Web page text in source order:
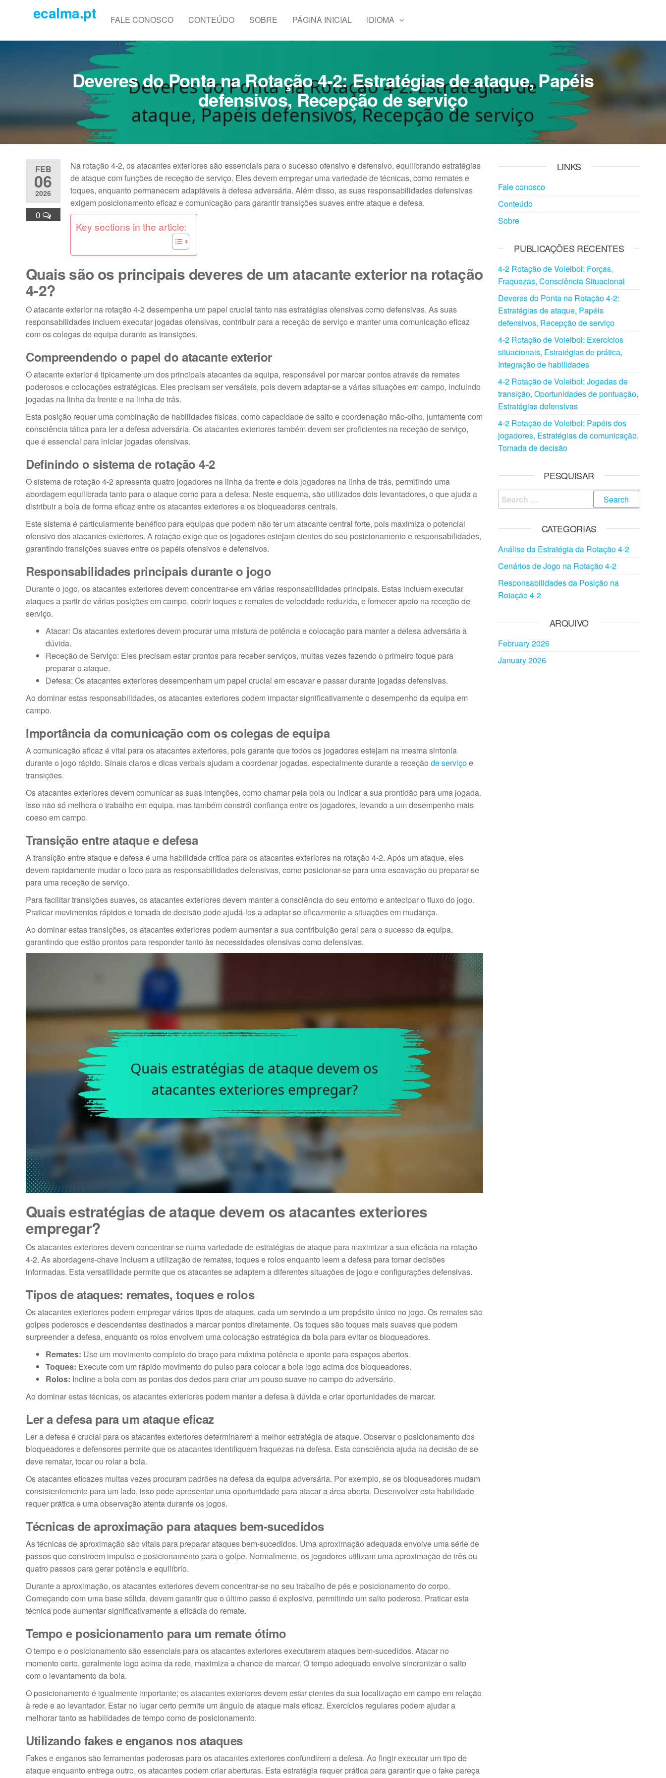
content
ecalma.pt FALE CONOSCO CONTEÚDO SOBRE PÁGINA INICIAL IDIOMA
Deveres do Ponta na Rotação 4-2: Estratégias de ataque, Papéis
defensivos, Recepção de serviço
FEB
06
2026
0
Na rotação 4-2, os atacantes exteriores são essenciais para o sucesso ofensivo e defensivo, equilibrando estratégias
de ataque com funções de receção de serviço. Eles devem empregar uma variedade de técnicas, como remates e
toques, enquanto permanecem adaptáveis à defesa adversária. Além disso, as suas responsabilidades defensivas
exigem posicionamento eficaz e comunicação para garantir transições suaves entre ataque e defesa.
Key sections in the article:
Quais são os principais deveres de um atacante exterior na rotação
4-2?
O atacante exterior na rotação 4-2 desempenha um papel crucial tanto nas estratégias ofensivas como defensivas. As suas
responsabilidades incluem executar jogadas ofensivas, contribuir para a receção de serviço e manter uma comunicação eficaz
com os colegas de equipa durante as transições.
Compreendendo o papel do atacante exterior
O atacante exterior é tipicamente um dos principais atacantes da equipa, responsável por marcar pontos através de remates
poderosos e colocações estratégicas. Eles precisam ser versáteis, pois devem adaptar-se a várias situações em campo, incluindo
jogadas na linha da frente e na linha de trás.
Esta posição requer uma combinação de habilidades físicas, como capacidade de salto e coordenação mão-olho, juntamente com
consciência tática para ler a defesa adversária. Os atacantes exteriores também devem ser proficientes na receção de serviço,
que é essencial para iniciar jogadas ofensivas.
Definindo o sistema de rotação 4-2
O sistema de rotação 4-2 apresenta quatro jogadores na linha da frente e dois jogadores na linha de trás, permitindo uma
abordagem equilibrada tanto para o ataque como para a defesa. Neste esquema, são utilizados dois levantadores, o que ajuda a
distribuir a bola de forma eficaz entre os atacantes exteriores e os bloqueadores centrais.
Este sistema é particularmente benéfico para equipas que podem não ter um atacante central forte, pois maximiza o potencial
ofensivo dos atacantes exteriores. A rotação exige que os jogadores estejam cientes do seu posicionamento e responsabilidades,
garantindo transições suaves entre os papéis ofensivos e defensivos.
Responsabilidades principais durante o jogo
Durante o jogo, os atacantes exteriores devem concentrar-se em várias responsabilidades principais. Estas incluem executar
ataques a partir de várias posições em campo, cobrir toques e remates de velocidade reduzida, e fornecer apoio na receção de
serviço.
Atacar: Os atacantes exteriores devem procurar uma mistura de potência e colocação para manter a defesa adversária à
dúvida.
Receção de Serviço: Eles precisam estar prontos para receber serviços, muitas vezes fazendo o primeiro toque para
preparar o ataque.
Defesa: Os atacantes exteriores desempenham um papel crucial em escavar e passar durante jogadas defensivas.
Ao dominar estas responsabilidades, os atacantes exteriores podem impactar significativamente o desempenho da equipa em
campo.
Importância da comunicação com os colegas de equipa
A comunicação eficaz é vital para os atacantes exteriores, pois garante que todos os jogadores estejam na mesma sintonia
durante o jogo rápido. Sinais claros e dicas verbais ajudam a coordenar jogadas, especialmente durante a receção de serviçoe
transições.
Os atacantes exteriores devem comunicar as suas intenções, como chamar pela bola ou indicar a sua prontidão para uma jogada.
Isso não só melhora o trabalho em equipa, mas também constrói confiança entre os jogadores, levando a um desempenho mais
coeso em campo.
Transição entre ataque e defesa
A transição entre ataque e defesa é uma habilidade crítica para os atacantes exteriores na rotação 4-2. Após um ataque, eles
devem rapidamente mudar o foco para as responsabilidades defensivas, como posicionar-se para uma escavação ou preparar-se
para uma receção de serviço.
Para facilitar transições suaves, os atacantes exteriores devem manter a consciência do seu entorno e antecipar o fluxo do jogo.
Praticar movimentos rápidos e tomada de decisão pode ajudá-los a adaptar-se eficazmente a situações em mudança.
Ao dominar estas transições, os atacantes exteriores podem aumentar a sua contribuição geral para o sucesso da equipa,
garantindo que estão prontos para responder tanto às necessidades ofensivas como defensivas.
Quais estratégias de ataque devem os atacantes exteriores
empregar?
Os atacantes exteriores devem concentrar-se numa variedade de estratégias de ataque para maximizar a sua eficácia na rotação
4-2. As abordagens-chave incluem a utilização de remates, toques e rolos enquanto leem a defesa para tomar decisões
informadas. Esta versatilidade permite que os atacantes se adaptem a diferentes situações de jogo e configurações defensivas.
Tipos de ataques: remates, toques e rolos
Os atacantes exteriores podem empregar vários tipos de ataques, cada um servindo a um propósito único no jogo. Os remates são
golpes poderosos e descendentes destinados a marcar pontos diretamente. Os toques são toques mais suaves que podem
surpreender a defesa, enquanto os rolos envolvem uma colocação estratégica da bola para evitar os bloqueadores.
Remates: Use um movimento completo do braço para máxima potência e aponte para espaços abertos.
Toques: Execute com um rápido movimento do pulso para colocar a bola logo acima dos bloqueadores.
Rolos: Incline a bola com as pontas dos dedos para criar um pouso suave no campo do adversário.
Ao dominar estas técnicas, os atacantes exteriores podem manter a defesa à dúvida e criar oportunidades de marcar.
Ler a defesa para um ataque eficaz
Ler a defesa é crucial para os atacantes exteriores determinarem a melhor estratégia de ataque. Observar o posicionamento dos
bloqueadores e defensores permite que os atacantes identifiquem fraquezas na defesa. Esta consciência ajuda na decisão de se
deve rematar, tocar ou rolar a bola.
Os atacantes eficazes muitas vezes procuram padrões na defesa da equipa adversária. Por exemplo, se os bloqueadores mudam
consistentemente para um lado, isso pode apresentar uma oportunidade para atacar a área aberta. Desenvolver esta habilidade
requer prática e uma observação atenta durante os jogos.
Técnicas de aproximação para ataques bem-sucedidos
As técnicas de aproximação são vitais para preparar ataques bem-sucedidos. Uma aproximação adequada envolve uma série de
passos que constroem impulso e posicionamento para o golpe. Normalmente, os jogadores utilizam uma aproximação de três ou
quatro passos para gerar potência e equilíbrio.
Durante a aproximação, os atacantes exteriores devem concentrar-se no seu trabalho de pés e posicionamento do corpo.
Começando com uma base sólida, devem garantir que o último passo é explosivo, permitindo um salto poderoso. Praticar esta
técnica pode aumentar significativamente a eficácia do remate.
Tempo e posicionamento para um remate ótimo
O tempo e o posicionamento são essenciais para os atacantes exteriores executarem ataques bem-sucedidos. Atacar no
momento certo, geralmente logo acima da rede, maximiza a chance de marcar. O tempo adequado envolve sincronizar o salto
com o levantamento da bola.
O posicionamento é igualmente importante; os atacantes exteriores devem estar cientes da sua localização em campo em relação
à rede e ao levantador. Estar no lugar certo permite um ângulo de ataque mais eficaz. Exercícios regulares podem ajudar a
melhorar tanto as habilidades de tempo como de posicionamento.
Utilizando fakes e enganos nos ataques
Fakes e enganos são ferramentas poderosas para os atacantes exteriores confundirem a defesa. Ao fingir executar um tipo de
ataque enquanto entrega outro, os atacantes podem criar aberturas. Esta estratégia requer prática para garantir que o fake pareça
LINKS
Fale conosco
Conteúdo
Sobre
PUBLICAÇÕES RECENTES
4-2 Rotação de Voleibol: Forças,
Fraquezas, Consciência Situacional
Deveres do Ponta na Rotação 4-2:
Estratégias de ataque, Papéis
defensivos, Recepção de serviço
4-2 Rotação de Voleibol: Exercícios
situacionais, Estratégias de prática,
Integração de habilidades
4-2 Rotação de Voleibol: Jogadas de
transição, Oportunidades de pontuação,
Estratégias defensivas
4-2 Rotação de Voleibol: Papéis dos
jogadores, Estratégias de comunicação,
Tomada de decisão
PESQUISAR
Search
for:
CATEGORIAS
Análise da Estratégia da Rotação 4-2
Cenários de Jogo na Rotação 4-2
Responsabilidades da Posição na
Rotação 4-2
ARQUIVO
February 2026
January 2026